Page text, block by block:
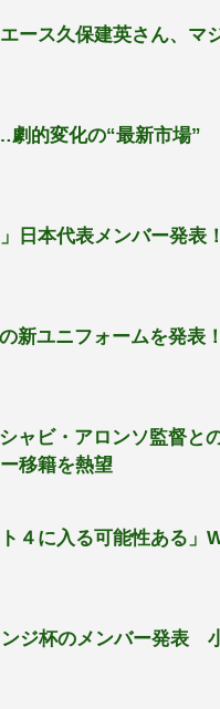
ース久保建英さん、
的変化の“最新市場”
日本代表メンバー発
新ユニフォームを発表
ビ・アロンソ監督と
移籍を熱望
４に入る可能性ある」
ジ杯のメンバー発表